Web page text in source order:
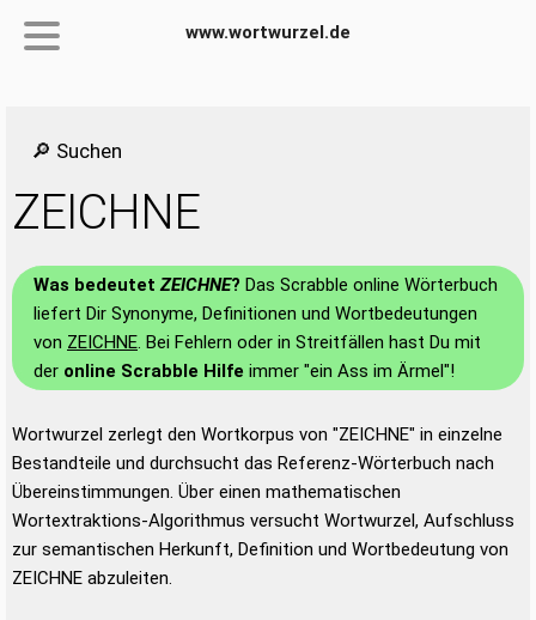
www.wortwurzel.de
🔎 Suchen
ZEICHNE
Was bedeutetZEICHNE? Das Scrabble online Wörterbuch
liefert Dir Synonyme, Definitionen und Wortbedeutungen
von ZEICHNE. Bei Fehlern oder in Streitfällen hast Du mit
der online Scrabble Hilfe immer "ein Ass im Ärmel"!
Wortwurzel zerlegt den Wortkorpus von "ZEICHNE" in einzelne
Bestandteile und durchsucht das Referenz-Wörterbuch nach
Übereinstimmungen. Über einen mathematischen
Wortextraktions-Algorithmus versucht Wortwurzel, Aufschluss
zur semantischen Herkunft, Definition und Wortbedeutung von
ZEICHNE abzuleiten.